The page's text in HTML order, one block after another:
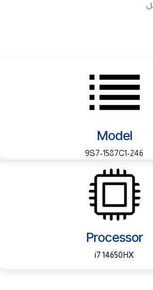
Model
Processor
i7 14650HX